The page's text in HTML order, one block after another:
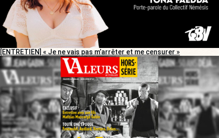
[ENTRETIEN] « Je ne vais pas m’arrêter et me censurer »